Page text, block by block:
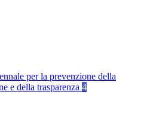
per la prevenzione della
e della trasparenza 4